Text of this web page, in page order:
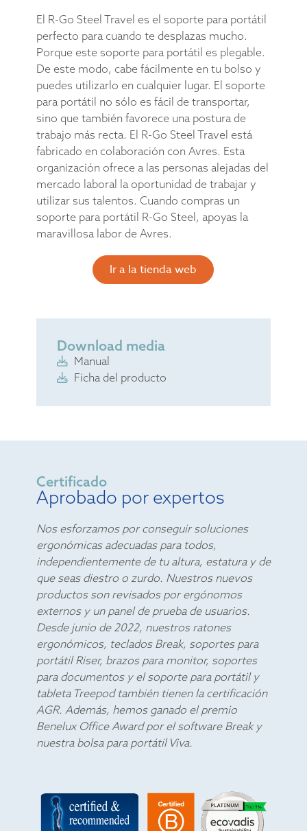
El R-Go Steel Travel es el soporte para portátil
perfecto para cuando te desplazas mucho.
Porque este soporte para portátil es plegable.
De este modo, cabe fácilmente en tu bolso y
puedes utilizarlo en cualquier lugar. El soporte
para portátil no sólo es fácil de transportar,
sino que también favorece una postura de
trabajo más recta. El R-Go Steel Travel está
fabricado en colaboración con Avres. Esta
organización ofrece a las personas alejadas del
mercado laboral la oportunidad de trabajar y
utilizar sus talentos. Cuando compras un
soporte para portátil R-Go Steel, apoyas la
maravillosa labor de Avres.
Ir a la tienda web
Download media
Manual
Ficha del producto
Certificado
Aprobado por expertos
Nos esforzamos por conseguir soluciones
ergonómicas adecuadas para todos,
independientemente de tu altura, estatura y de
que seas diestro o zurdo. Nuestros nuevos
productos son revisados por ergónomos
externos y un panel de prueba de usuarios.
Desde junio de 2022, nuestros ratones
ergonómicos, teclados Break, soportes para
portátil Riser, brazos para monitor, soportes
para documentos y el soporte para portátil y
tableta Treepod también tienen la certificación
AGR. Además, hemos ganado el premio
Benelux Office Award por el software Break y
nuestra bolsa para portátil Viva.